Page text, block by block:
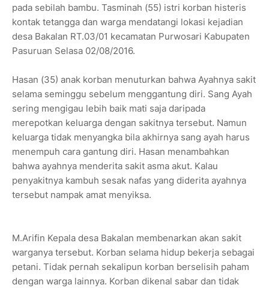
pada sebilah bambu. Tasminah (55) istri korban histeris
kontak tetangga dan warga mendatangi lokasi kejadian
desa Bakalan RT.03/01 kecamatan Purwosari Kabupaten
Pasuruan Selasa 02/08/2016.
Hasan (35) anak korban menuturkan bahwa Ayahnya sakit
selama seminggu sebelum menggantung diri. Sang Ayah
sering mengigau lebih baik mati saja daripada
merepotkan keluarga dengan sakitnya tersebut. Namun
keluarga tidak menyangka bila akhirnya sang ayah harus
menempuh cara gantung diri. Hasan menambahkan
bahwa ayahnya menderita sakit asma akut. Kalau
penyakitnya kambuh sesak nafas yang diderita ayahnya
tersebut nampak amat menyiksa.
M.Arifin Kepala desa Bakalan membenarkan akan sakit
warganya tersebut. Korban selama hidup bekerja sebagai
petani. Tidak pernah sekalipun korban berselisih paham
dengan warga lainnya. Korban dikenal sabar dan tidak